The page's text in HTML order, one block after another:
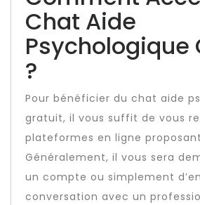
Chat Aide
Psychologique
?
Pour bénéficier du chat aide
gratuit, il vous suffit de vous
plateformes en ligne
Généralement, il vous sera
un compte ou simplement
conversation avec un